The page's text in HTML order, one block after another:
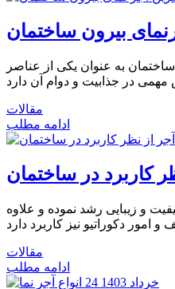
بیرون ساختمان
ساختمان به عنوان یکی از عناصر
مقالات
ادامه مطلب
کاربرد در ساختمان
و زیبایی رشد نموده و علاوه
مقالات
ادامه مطلب
24 خرداد 1403